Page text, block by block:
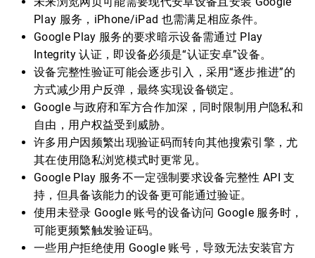
Play 服务，iPhone/iPad 也需满足相应条件。
Google Play 服务的要求暗示设备需通过 Play
Integrity 认证，即设备必须是“认证安卓”设备。
设备完整性验证可能会逐步引入，采用“逐步推进”的
方式减少用户反弹，最终实现设备锁定。
Google 与政府和军方合作加深，同时限制用户隐私和
自由，用户权益受到威胁。
许多用户因频繁出现验证码而转向其他搜索引擎，尤
其在使用隐私浏览模式时更常见。
Google Play 服务不一定强制要求设备完整性 API 支
持，但具备该能力的设备更可能通过验证。
使用未登录 Google 账号的设备访问 Google 服务时，
可能更频繁触发验证码。
一些用户拒绝使用 Google 账号，导致无法安装官方